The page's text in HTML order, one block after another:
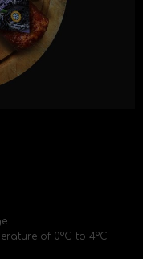
of 0°C to 4°C